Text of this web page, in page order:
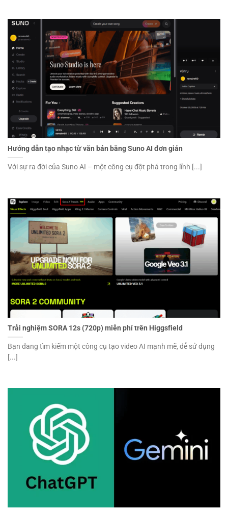
Hướng dẫn tạo nhạc từ văn bản bằng Suno AI đơn giản
Với sự ra đời của Suno AI – một công cụ đột phá trong lĩnh [...]
Trải nghiệm SORA 12s (720p) miễn phí trên Higgsfield
Bạn đang tìm kiếm một công cụ tạo video AI mạnh mẽ, dễ sử dụng
[...]